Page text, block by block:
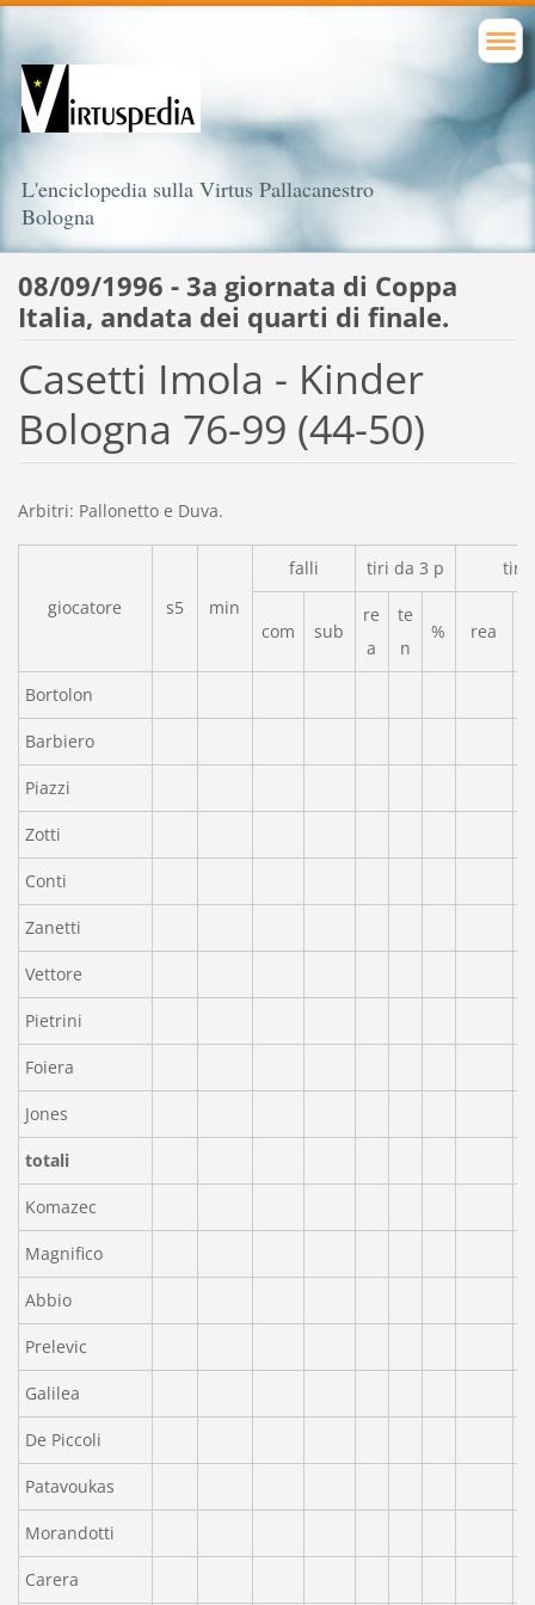
L'enciclopedia sulla Virtus Pallacanestro
Bologna
08/09/1996 - 3a giornata di Coppa
Italia, andata dei quarti di finale.
Casetti Imola - Kinder
Bologna 76-99 (44-50)
Arbitri: Pallonetto e Duva.
giocatore s5 min
falli tiri da 3 p tiri
com sub
re
a
te
n
% rea
Bortolon
Barbiero
Piazzi
Zotti
Conti
Zanetti
Vettore
Pietrini
Foiera
Jones
totali
Komazec
Magnifico
Abbio
Prelevic
Galilea
De Piccoli
Patavoukas
Morandotti
Carera